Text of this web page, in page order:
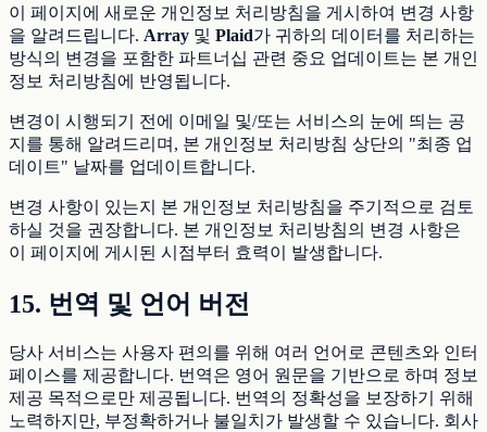
이 페이지에 새로운 개인정보 처리방침을 게시하여 변경 사항
을 알려드립니다. Array 및 Plaid가 귀하의 데이터를 처리하는
방식의 변경을 포함한 파트너십 관련 중요 업데이트는 본 개인
정보 처리방침에 반영됩니다.
변경이 시행되기 전에 이메일 및/또는 서비스의 눈에 띄는 공
지를 통해 알려드리며, 본 개인정보 처리방침 상단의 "최종 업
데이트" 날짜를 업데이트합니다.
변경 사항이 있는지 본 개인정보 처리방침을 주기적으로 검토
하실 것을 권장합니다. 본 개인정보 처리방침의 변경 사항은
이 페이지에 게시된 시점부터 효력이 발생합니다.
15. 번역 및 언어 버전
당사 서비스는 사용자 편의를 위해 여러 언어로 콘텐츠와 인터
페이스를 제공합니다. 번역은 영어 원문을 기반으로 하며 정보
제공 목적으로만 제공됩니다. 번역의 정확성을 보장하기 위해
노력하지만, 부정확하거나 불일치가 발생할 수 있습니다. 회사